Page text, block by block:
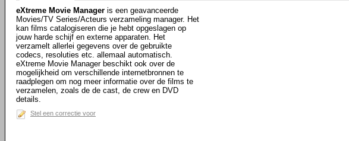
eXtreme Movie Manager is een geavanceerde
Movies/TV Series/Acteurs verzameling manager. Het
kan films catalogiseren die je hebt opgeslagen op
jouw harde schijf en externe apparaten. Het
verzamelt allerlei gegevens over de gebruikte
codecs, resoluties etc. allemaal automatisch.
eXtreme Movie Manager beschikt ook over de
mogelijkheid om verschillende internetbronnen te
raadplegen om nog meer informatie over de films te
verzamelen, zoals de de cast, de crew en DVD
details.
Stel een correctie voor